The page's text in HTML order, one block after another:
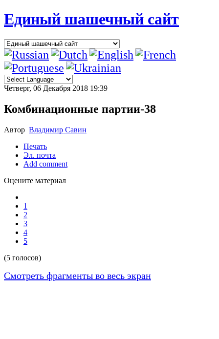
Единый шашечный сайт
Четверг, 06 Декабря 2018 19:39
Комбинационные партии-38
Автор Владимир Савин
Печать
Эл. почта
Add comment
Оцените материал
1
2
3
4
5
(5 голосов)
Смотреть фрагменты во весь экран